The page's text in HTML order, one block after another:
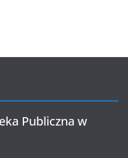
Publiczna w